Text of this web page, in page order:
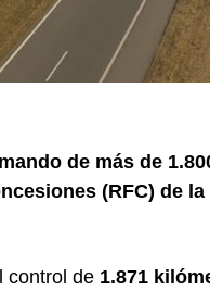
de más de
(RFC) de
control de 1.871